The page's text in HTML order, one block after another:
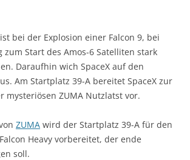
bei der Explosion einer Falcon 9, bei
zum Start des Amos-6 Satelliten stark
Daraufhin wich SpaceX auf den
Am Startplatz 39-A bereitet SpaceX zur
mysteriösen ZUMA Nutzlatst vor.
ZUMA wird der Startplatz 39-A für den
Heavy vorbereitet, der ende
soll.